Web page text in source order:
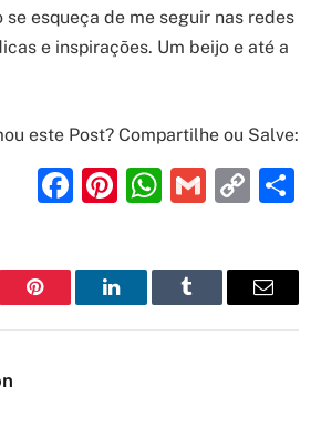
se esqueça de me seguir nas redes
e inspirações. Um beijo e até a
este Post? Compartilhe ou Salve:
Facebook
Pinterest
Gmail
Pinterest LinkedInTumblr Email